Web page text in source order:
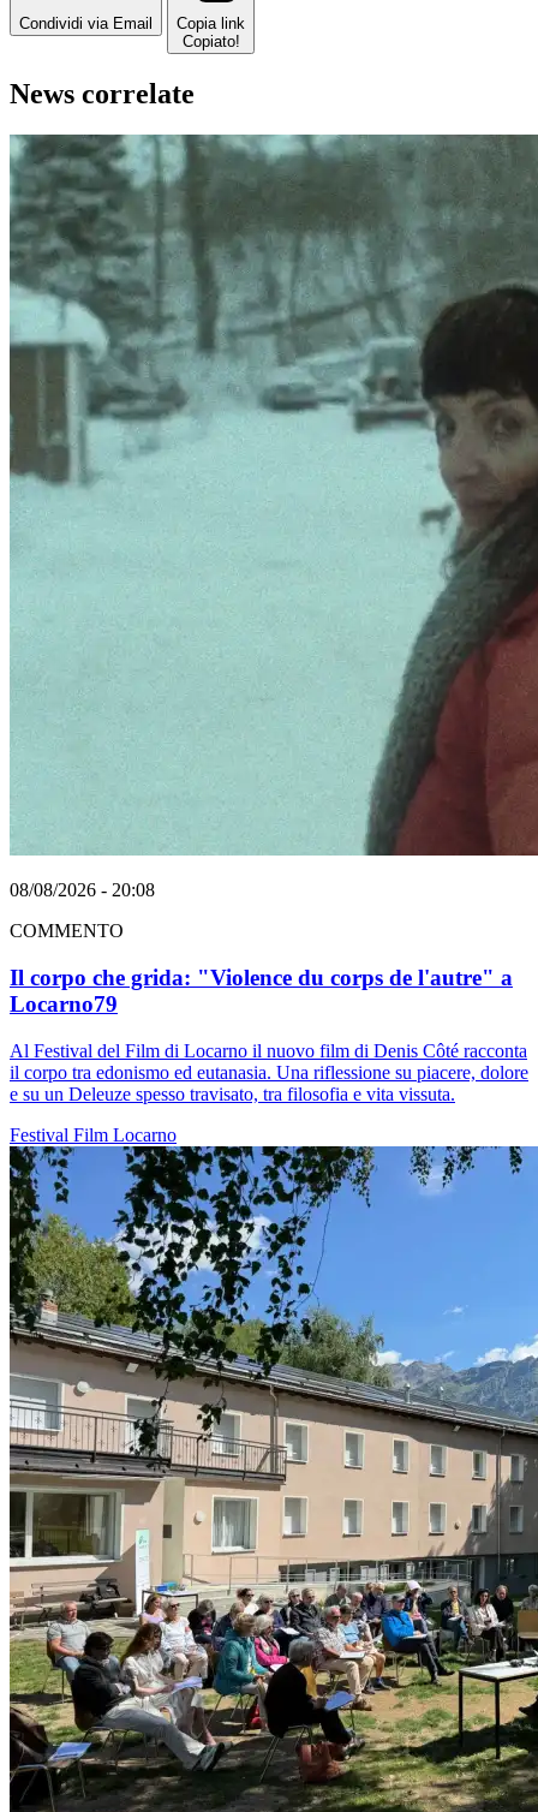
Condividi via Email
Copia link
Copiato!
News correlate
08/08/2026 - 20:08
COMMENTO
Il corpo che grida: "Violence du corps de l'autre" a
Locarno79
Al Festival del Film di Locarno il nuovo film di Denis Côté racconta
il corpo tra edonismo ed eutanasia. Una riflessione su piacere, dolore
e su un Deleuze spesso travisato, tra filosofia e vita vissuta.
Festival Film Locarno